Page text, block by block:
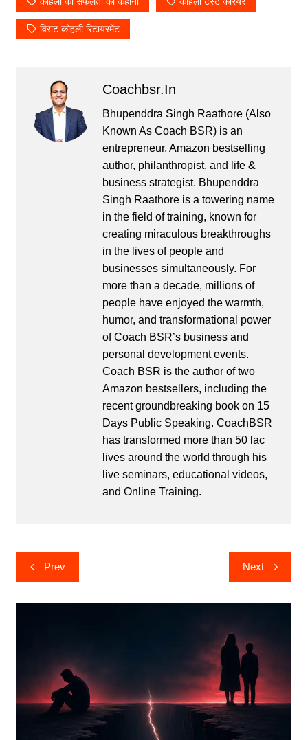
विराट कोहली रिटायरमेंट
Coachbsr.in
Bhupenddra Singh Raathore (Also
Known As Coach BSR) is an
entrepreneur, Amazon bestselling
author, philanthropist, and life &
business strategist. Bhupenddra
Singh Raathore is a towering name
in the field of training, known for
creating miraculous breakthroughs
in the lives of people and
businesses simultaneously. For
more than a decade, millions of
people have enjoyed the warmth,
humor, and transformational power
of Coach BSR’s business and
personal development events.
Coach BSR is the author of two
Amazon bestsellers, including the
recent groundbreaking book on 15
Days Public Speaking. CoachBSR
has transformed more than 50 lac
lives around the world through his
live seminars, educational videos,
and Online Training.
Post
navigation
Prev Next